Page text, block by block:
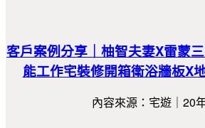
客戶案例分享｜柚智夫妻X雷蒙
能工作宅裝修開箱衛浴牆板X
內容來源：宅遊｜20